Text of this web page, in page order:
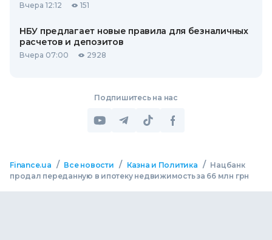
Вчера 12:12 151
НБУ предлагает новые правила для безналичных
расчетов и депозитов
Вчера 07:00 2928
Подпишитесь на нас
Finance.ua / Все новости / Казна и Политика / Нацбанк
продал переданную в ипотеку недвижимость за 66 млн грн